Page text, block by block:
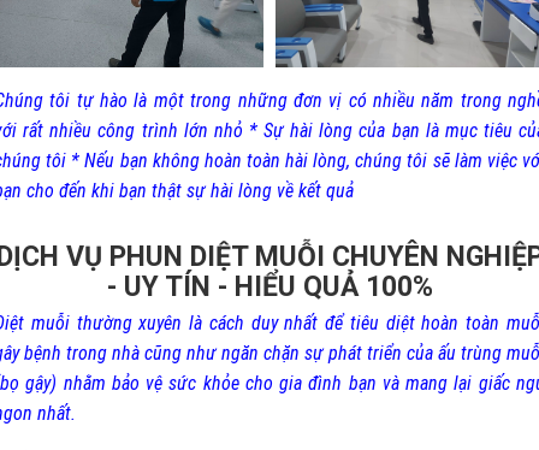
tôi tự hào là một trong những đơn vị có nhiều năm trong
rất nhiều công trình lớn nhỏ * Sự hài lòng của bạn là mục tiêu
tôi * Nếu bạn không hoàn toàn hài lòng, chúng tôi sẽ làm việc
cho đến khi bạn thật sự hài lòng về kết quả
VỤ PHUN DIỆT MUỖI CHUYÊN
- UY TÍN - HIỂU QUẢ 100%
muỗi thường xuyên là cách duy nhất để tiêu diệt hoàn toàn
bệnh trong nhà cũng như ngăn chặn sự phát triển của ấu trùng
gậy) nhằm bảo vệ sức khỏe cho gia đình bạn và mang lại giấc
nhất.